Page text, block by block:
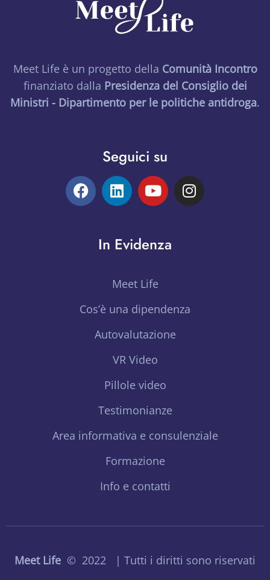
Meet Life è un progetto della Comunità Incontro
finanziato dalla Presidenza del Consiglio dei
Ministri - Dipartimento per le politiche antidroga.
Seguici su
In Evidenza
Meet Life
Cos’è una dipendenza
Autovalutazione
VR Video
Pillole video
Testimonianze
Area informativa e consulenziale
Formazione
Info e contatti
Meet Life © 2022 | Tutti i diritti sono riservati